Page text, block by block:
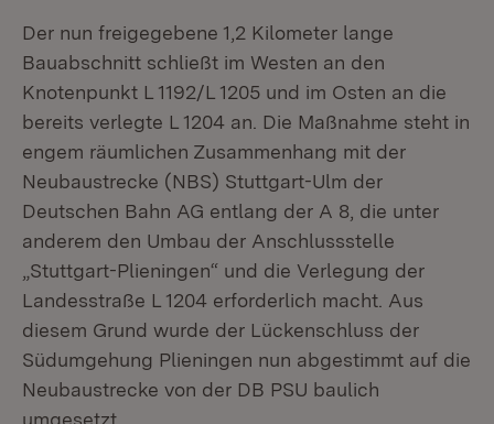
Der nun freigegebene 1,2 Kilometer lange
Bauabschnitt schließt im Westen an den
Knotenpunkt L 1192/L 1205 und im Osten an die
bereits verlegte L 1204 an. Die Maßnahme steht in
engem räumlichen Zusammenhang mit der
Neubaustrecke (NBS) Stuttgart-Ulm der
Deutschen Bahn AG entlang der A 8, die unter
anderem den Umbau der Anschlussstelle
„Stuttgart-Plieningen“ und die Verlegung der
Landesstraße L 1204 erforderlich macht. Aus
diesem Grund wurde der Lückenschluss der
Südumgehung Plieningen nun abgestimmt auf die
Neubaustrecke von der DB PSU baulich
umgesetzt.